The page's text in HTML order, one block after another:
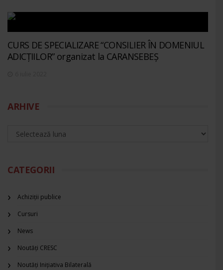
CURS DE SPECIALIZARE “CONSILIER ÎN DOMENIUL
ADICȚIILOR” organizat la CARANSEBEȘ
ARHIVE
CATEGORII
Achiziții publice
Cursuri
News
Noutăți CRESC
Noutăți Inițiativa Bilaterală